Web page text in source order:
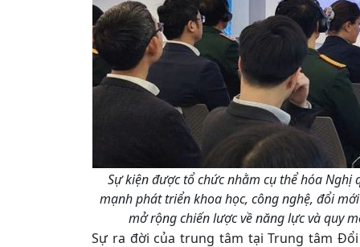
Sự kiện được tổ chức nhằm cụ thể hóa Nghị
mạnh phát triển khoa học, công nghệ, đổi
mở rộng chiến lược về năng lực và quy
Sự ra đời của trung tâm tại Trung tâm